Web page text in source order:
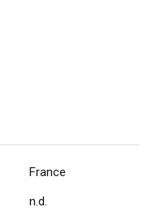
France
n.d.